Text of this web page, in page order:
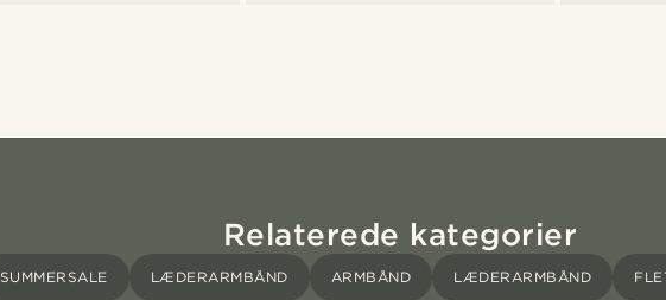
Relaterede kategorier
SUMMERSALE LÆDERARMBÅND ARMBÅND LÆDERARMBÅND